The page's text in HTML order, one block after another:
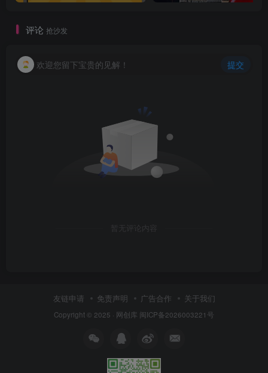
评论 抢沙发
欢迎您留下宝贵的见解！ 提交
暂无评论内容
友链申请 免责声明 广告合作 关于我们
Copyright © 2025 · 网创库 闽ICP备2026003221号